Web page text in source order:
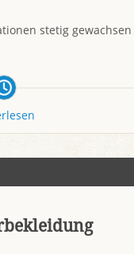
stetig